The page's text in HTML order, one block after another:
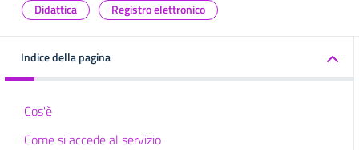
Didattica Registro elettronico
Indice della pagina
Cos'è
Come si accede al servizio